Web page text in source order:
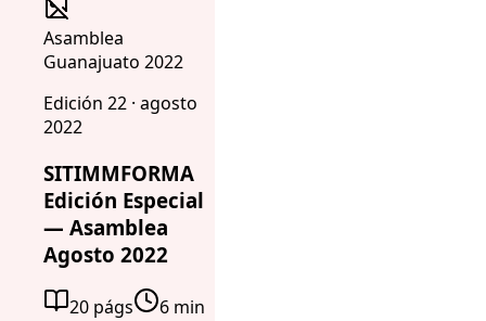
Asamblea
Guanajuato 2022
Edición 22 · agosto
2022
SITIMMFORMA
Edición Especial
— Asamblea
Agosto 2022
20 págs
6 min